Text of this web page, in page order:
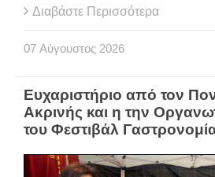
Διαβάστε Περισσότερα
07 Αύγουστος 2026
Ευχαριστήριο από τον
Ακρινής και η την
του Φεστιβάλ